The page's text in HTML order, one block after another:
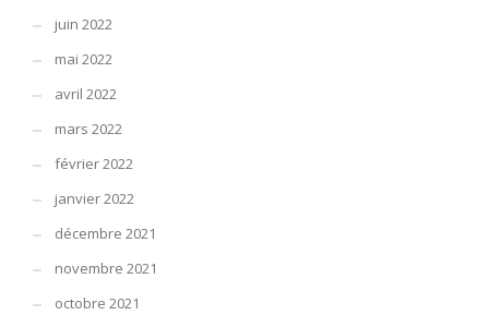
juin 2022
mai 2022
avril 2022
mars 2022
février 2022
janvier 2022
décembre 2021
novembre 2021
octobre 2021